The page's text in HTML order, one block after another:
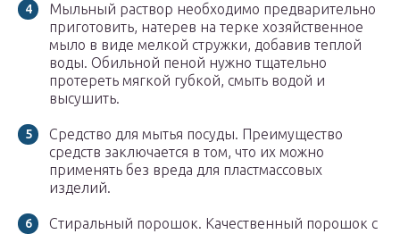
Мыльный раствор необходимо предварительно
приготовить, натерев на терке хозяйственное
мыло в виде мелкой стружки, добавив теплой
воды. Обильной пеной нужно тщательно
протереть мягкой губкой, смыть водой и
высушить.
Средство для мытья посуды. Преимущество
средств заключается в том, что их можно
применять без вреда для пластмассовых
изделий.
Стиральный порошок. Качественный порошок с